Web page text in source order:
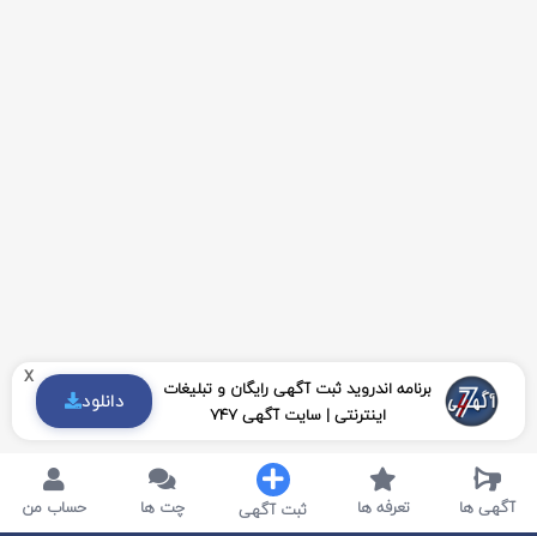
x
برنامه اندروید ثبت آگهی رایگان و تبلیغات
اینترنتی | سایت آگهی 747
دانلود
آگهی ها تعرفه ها ثبت آگهی چت ها حساب من